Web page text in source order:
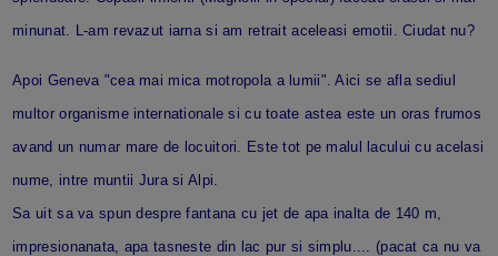
minunat. L-am revazut iarna si am retrait aceleasi emotii. Ciudat nu?
Apoi Geneva "cea mai mica motropola a lumii". Aici se afla sediul
multor organisme internationale si cu toate astea este un oras frumos
avand un numar mare de locuitori. Este tot pe malul lacului cu acelasi
nume, intre muntii Jura si Alpi.
Sa uit sa va spun despre fantana cu jet de apa inalta de 140 m,
impresionanata, apa tasneste din lac pur si simplu.... (pacat ca nu va